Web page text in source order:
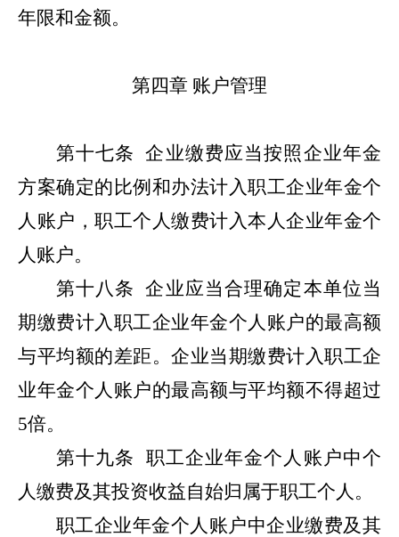
年限和金额。
第四章 账户管理
第十七条 企业缴费应当按照企业年金
方案确定的比例和办法计入职工企业年金个
人账户，职工个人缴费计入本人企业年金个
人账户。
第十八条 企业应当合理确定本单位当
期缴费计入职工企业年金个人账户的最高额
与平均额的差距。企业当期缴费计入职工企
业年金个人账户的最高额与平均额不得超过
5倍。
第十九条
职工企业年金个人账户中个
人缴费及其投资收益自始归属于职工个人。
职工企业年金个人账户中企业缴费及其